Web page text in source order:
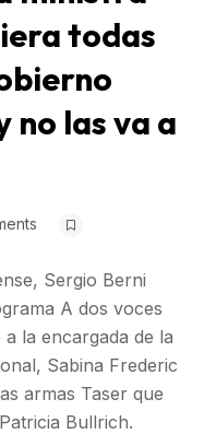
todas
no las va a
Sergio Berni
A dos voces
la encargada de la
Sabina Frederic
armas Taser que
Bullrich.